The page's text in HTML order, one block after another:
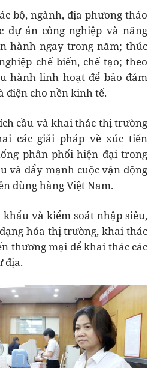
bộ, ngành, địa phương tháo
dự án công nghiệp và năng
hành ngay trong năm; thúc
chế biến, chế tạo; theo
hành linh hoạt để bảo đảm
điện cho nền kinh tế.
cầu và khai thác thị trường
các giải pháp về xúc tiến
phân phối hiện đại trong
và đẩy mạnh cuộc vận động
dùng hàng Việt Nam.
và kiểm soát nhập siêu,
hóa thị trường, khai thác
thương mại để khai thác các
địa.